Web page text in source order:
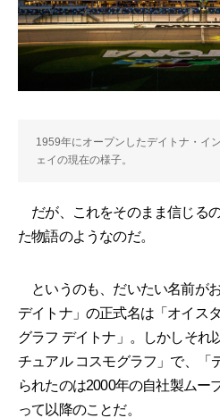
1959年にオープンしたデイトナ・イ
ェイの現在の様子。
だが、これをそのまま信じる
た物語のようなのだ。
というのも、だいたい名前が
デイトナ」の正式名は「オイス
グラフ デイトナ」。しかしそれ
チュアル コスモグラフ」で、「
られたのは2000年の自社製ムー
って以降のことだ。